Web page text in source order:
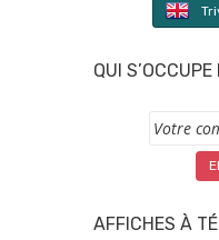
QUI
AFFICHES À